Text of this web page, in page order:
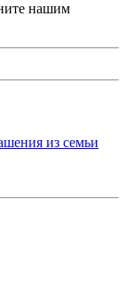
нашим
из семьи